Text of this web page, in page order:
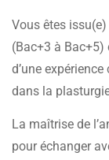
Vous êtes
(Bac+3 à
d’une
dans la
La maîtrise de
pour échanger